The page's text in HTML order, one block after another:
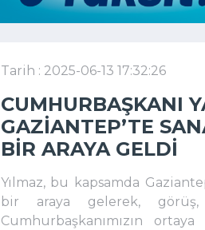
Tarih : 2025-06-13 17:32:26
CUMHURBAŞKANI
GAZIANTEP’TE
BIR ARAYA GELDI
Yılmaz, bu kapsamda
bir araya gelerek,
Cumhurbaşkanımızın